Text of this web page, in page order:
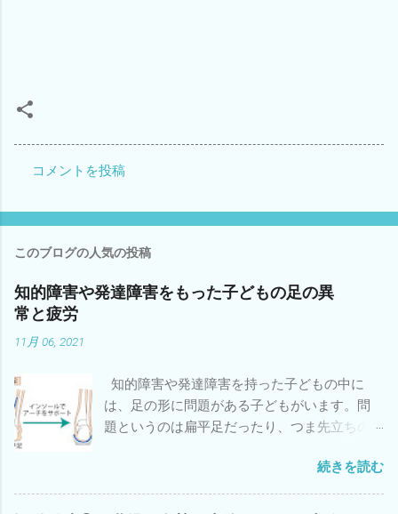
メ
ト
コメントを投稿
このブログの人気の投稿
知的障害や発達障害をもった子どもの足の異
常と疲労
11月 06, 2021
知的障害や発達障害を持った子どもの中に
は、足の形に問題がある子どもがいます。問
題というのは扁平足だったり、つま先立ちの
性やバランスや敏捷性などの運動能力も低い
子どもが多いことはよく知られています。立
続きを読む